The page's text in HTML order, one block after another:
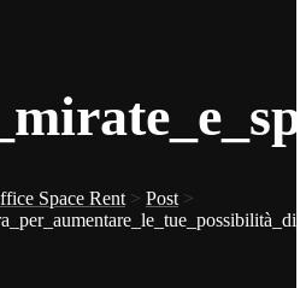
Space Rent > Post >